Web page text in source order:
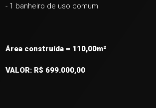
- 1 banheiro de uso comum
Área construída = 110,00m²
VALOR: R$ 699.000,00